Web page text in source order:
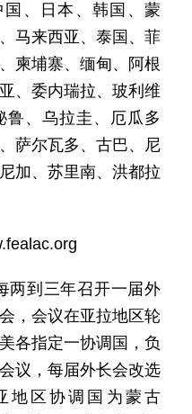
国、日本、韩国、蒙
马来西亚、泰国、菲
柬埔寨、缅甸、阿根
、委内瑞拉、玻利维
鲁、乌拉圭、厄瓜多
萨尔瓦多、古巴、尼
加、苏里南、洪都拉
两到三年召开一届外
，会议在亚拉地区轮
各指定一协调国，负
议，每届外长会改选
地区协调国为蒙古